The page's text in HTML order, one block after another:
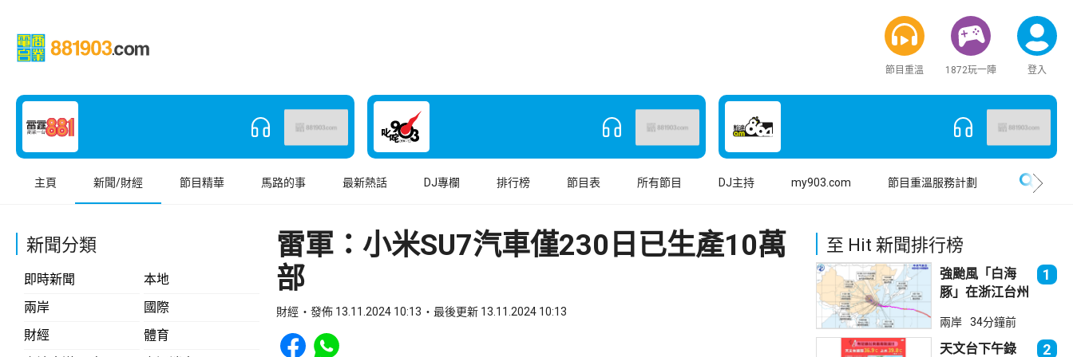
節目重溫 1872玩一陣 登入
主頁 新聞/財經 節目精華 馬路的事 最新熱話 DJ專欄 排行榜 節目表 所有節目 DJ主持 my903.com 節目重溫服務計劃
新聞分類
即時新聞
本地
兩岸
國際
財經
體育
雷軍：小米SU7汽車僅230日已生產10萬
部
財經 發佈 13.11.2024 10:13 最後更新 13.11.2024 10:13
Share to Facebook
Share to WhatsApp
至 Hit 新聞排行榜
強颱風「白海
豚」在浙江台州
雨
1
兩岸 34分鐘前
天文台下午錄 2